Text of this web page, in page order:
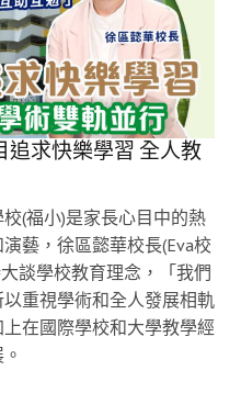
追求快樂學習 全人教
(福小)是家長心目中的熱
藝，徐區懿華校長(Eva校
談學校教育理念，「我們
重視學術和全人發展相軌
在國際學校和大學教學經